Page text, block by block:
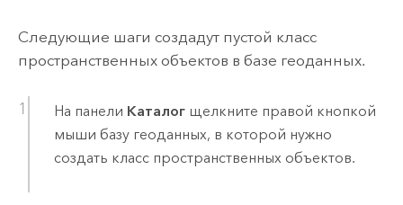
Следующие шаги создадут пустой класс
пространственных объектов в базе геоданных.
На панели Каталогщелкните правой кнопкой
мыши базу геоданных, в которой нужно
создать класс пространственных объектов.